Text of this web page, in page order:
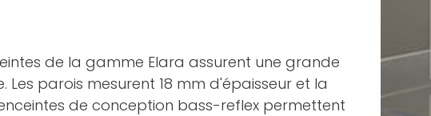
de la gamme Elara assurent une grande
Les parois mesurent 18 mm d'épaisseur et la
de conception bass-reflex permettent